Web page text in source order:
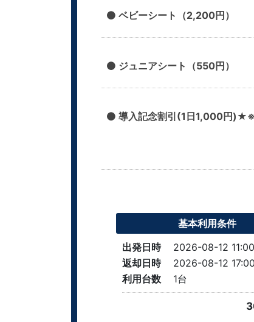
ベビーシート（2,200円）
ジュニアシート（550円）
導入記念割引(1日1,000円)★※
基本利用条件
出発日時
2026-08-12 11:00
返却日時
2026-08-12 17:00
利用台数
1台